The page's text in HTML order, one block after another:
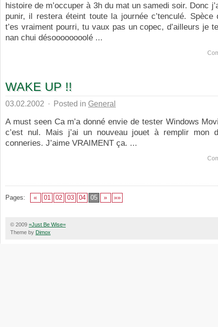
histoire de m’occuper à 3h du mat un samedi soir. Donc
punir, il restera éteint toute la journée c’tenculé. Spèce
t’es vraiment pourri, tu vaux pas un copec, d’ailleurs je
nan chui désoooooooolé ...
WAKE UP !!
03.02.2002 · Posted in General
A must seen Ca m’a donné envie de tester Windows
c’est nul. Mais j’ai un nouveau jouet à remplir mon
conneries. J’aime VRAIMENT ça. ...
Pages: « 01 02 03 04 05 » »»
© 2009 =Just Be Wise=
Theme by Dimox